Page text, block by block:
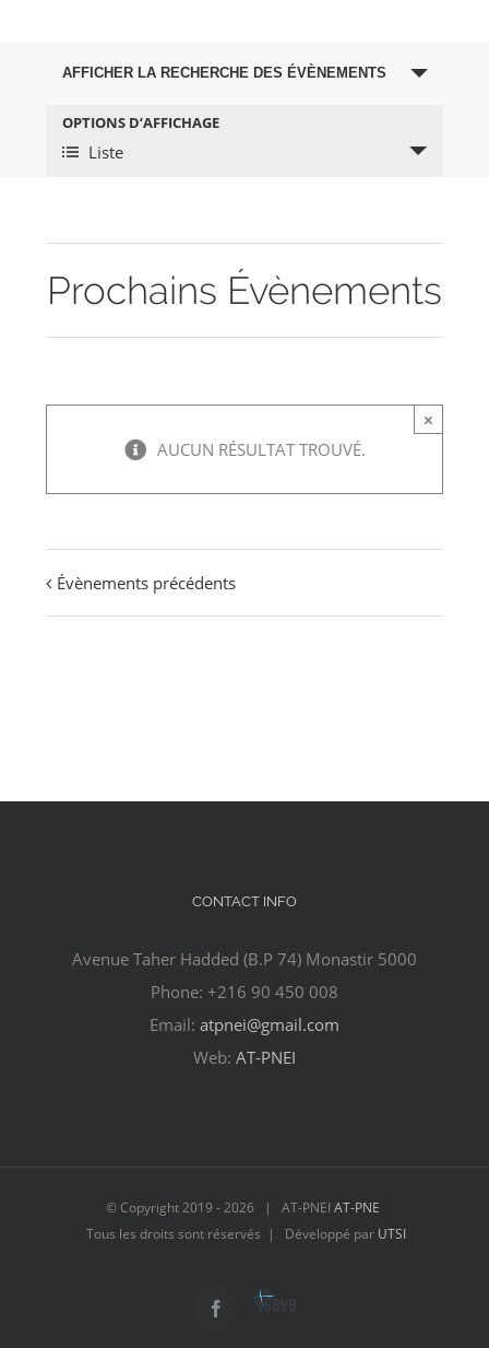
Recherche
et
navigation
Évènements
AFFICHER LA RECHERCHE DES ÉVÈNEMENTS
Navigation
évènement
OPTIONS D’AFFICHAGE
Liste
Prochains Évènements
×
AUCUN RÉSULTAT TROUVÉ.
Évènements précédents
CONTACT INFO
Avenue Taher Hadded (B.P 74) Monastir 5000
Phone: +216 90 450 008
Email: atpnei@gmail.com
Web: AT-PNEI
© Copyright 2019 -2026 | AT-PNEI AT-PNE
Tous les droits sont réservés | Développé par UTSI
Facebook
Laboratoire
GBVB